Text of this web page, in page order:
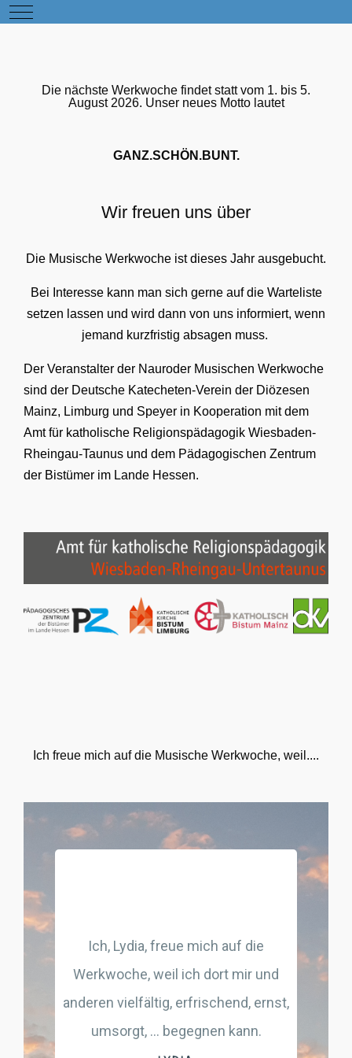
Mobile Menu Toggle
Die nächste Werkwoche findet statt vom 1. bis 5.
August 2026. Unser neues Motto lautet
GANZ.SCHÖN.BUNT.
Wir freuen uns über
Die Musische Werkwoche ist dieses Jahr ausgebucht.
Bei Interesse kann man sich gerne auf die Warteliste
setzen lassen und wird dann von uns informiert, wenn
jemand kurzfristig absagen muss.
Der Veranstalter der Nauroder Musischen Werkwoche
sind der Deutsche Katecheten-Verein der Diözesen
Mainz, Limburg und Speyer in Kooperation mit dem
Amt für katholische Religionspädagogik Wiesbaden-
Rheingau-Taunus und dem Pädagogischen Zentrum
der Bistümer im Lande Hessen.
Ich freue mich auf die Musische Werkwoche, weil....
Ich, Lydia, freue mich auf die
Werkwoche, weil ich dort mir und
anderen vielfältig, erfrischend, ernst,
umsorgt, ... begegnen kann.
Ich